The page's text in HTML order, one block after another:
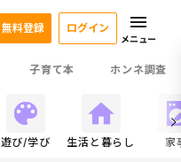
子育て本 ホンネ調査
無料登録 ログイン
メニュー
遊び/学び 生活と暮らし 家